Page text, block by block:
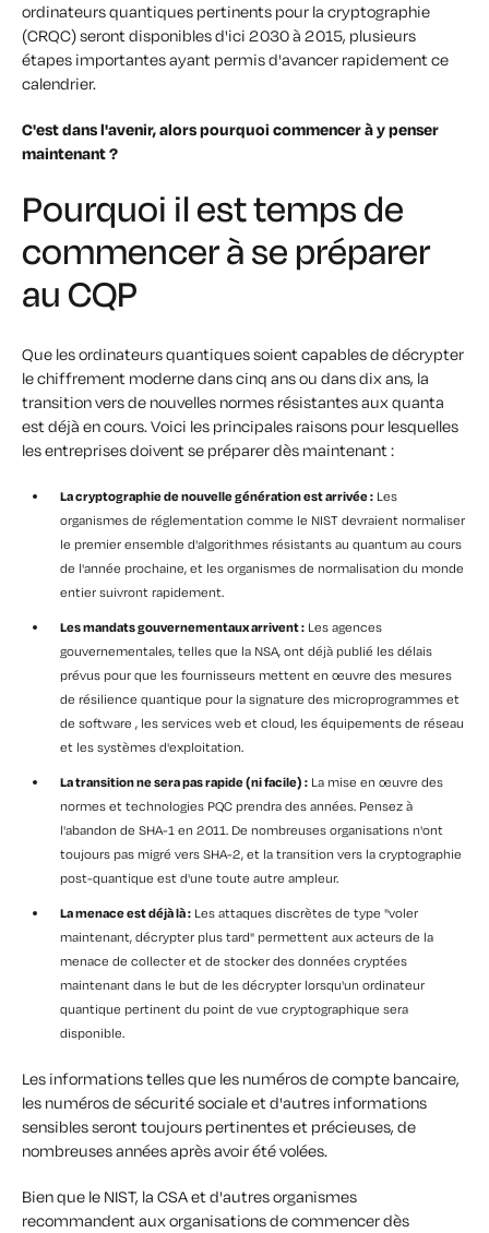
ordinateurs quantiques pertinents pour la cryptographie
(CRQC) seront disponibles d'ici 2030 à 2015, plusieurs
étapes importantes ayant permis d'avancer rapidement ce
calendrier.
C'est dans l'avenir, alors pourquoi commencer à y penser
maintenant ?
Pourquoi il est temps de
commencer à se préparer
au CQP
Que les ordinateurs quantiques soient capables de décrypter
le chiffrement moderne dans cinq ans ou dans dix ans, la
transition vers de nouvelles normes résistantes aux quanta
est déjà en cours. Voici les principales raisons pour lesquelles
les entreprises doivent se préparer dès maintenant :
La cryptographie de nouvelle génération est arrivée : Les
organismes de réglementation comme le NIST devraient normaliser
le premier ensemble d'algorithmes résistants au quantum au cours
de l'année prochaine, et les organismes de normalisation du monde
entier suivront rapidement.
Les mandats gouvernementaux arrivent : Les agences
gouvernementales, telles que la NSA, ont déjà publié les délais
prévus pour que les fournisseurs mettent en œuvre des mesures
de résilience quantique pour la signature des microprogrammes et
de software , les services web et cloud, les équipements de réseau
et les systèmes d'exploitation.
La transition ne sera pas rapide (ni facile) : La mise en œuvre des
normes et technologies PQC prendra des années. Pensez à
l'abandon de SHA-1 en 2011. De nombreuses organisations n'ont
toujours pas migré vers SHA-2, et la transition vers la cryptographie
post-quantique est d'une toute autre ampleur.
La menace est déjà là : Les attaques discrètes de type "voler
maintenant, décrypter plus tard" permettent aux acteurs de la
menace de collecter et de stocker des données cryptées
maintenant dans le but de les décrypter lorsqu'un ordinateur
quantique pertinent du point de vue cryptographique sera
disponible.
Les informations telles que les numéros de compte bancaire,
les numéros de sécurité sociale et d'autres informations
sensibles seront toujours pertinentes et précieuses, de
nombreuses années après avoir été volées.
Bien que le NIST, la CSA et d'autres organismes
recommandent aux organisations de commencer dès